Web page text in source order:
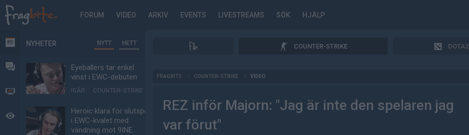
FORUM VIDEO ARKIV EVENTS LIVESTREAMS SÖK HJÄLP
NYHETER
FORUM
VIDEO
BEVAKAT
NYHETER NYTT HETT
Eyeballers tar enkel
vinst i EWC-debuten
IGÅR COUNTER-STRIKE
Heroic klara för slutspel
i EWC-kvalet med
vändning mot 9INE
COUNTER-STRIKE DOTA2
FRAGBITE COUNTER-STRIKE VIDEO
REZ inför Majorn: "Jag är inte den spelaren jag
var förut"